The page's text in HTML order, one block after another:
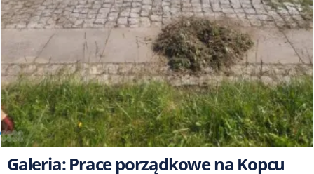
Galeria: Prace porządkowe na Kopcu